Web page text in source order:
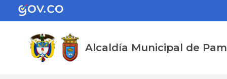
Alcaldía Municipal de